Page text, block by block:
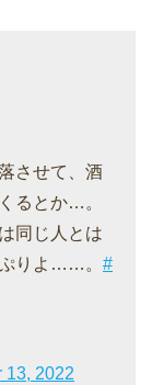
させて、酒
るとか…。
同じ人とは
りよ……。 #
13, 2022